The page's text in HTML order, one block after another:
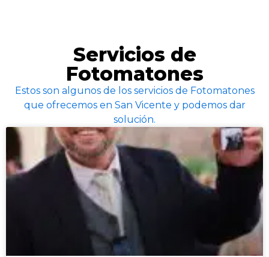
Servicios de
Fotomatones
Estos son algunos de los servicios de Fotomatones
que ofrecemos en San Vicente y podemos dar
solución.